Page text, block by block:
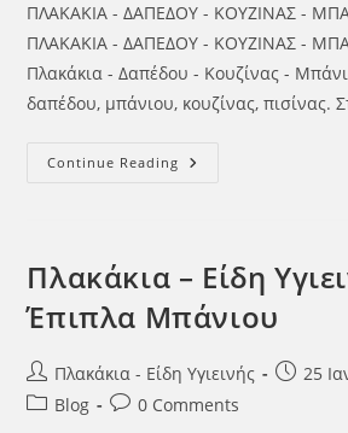
ΠΛΑΚΑΚΙΑ - ΔΑΠΕΔΟΥ - ΚΟΥΖΙΝΑΣ -
ΠΛΑΚΑΚΙΑ - ΔΑΠΕΔΟΥ - ΚΟΥΖΙΝΑΣ -
Πλακάκια - Δαπέδου - Κουζίνας -
δαπέδου, μπάνιου, κουζίνας, πισίνας.
Continue Reading
Πλακάκια – Είδη
Έπιπλα Μπάνιου
Πλακάκια - Είδη Υγιεινής
25
Blog
0 Comments